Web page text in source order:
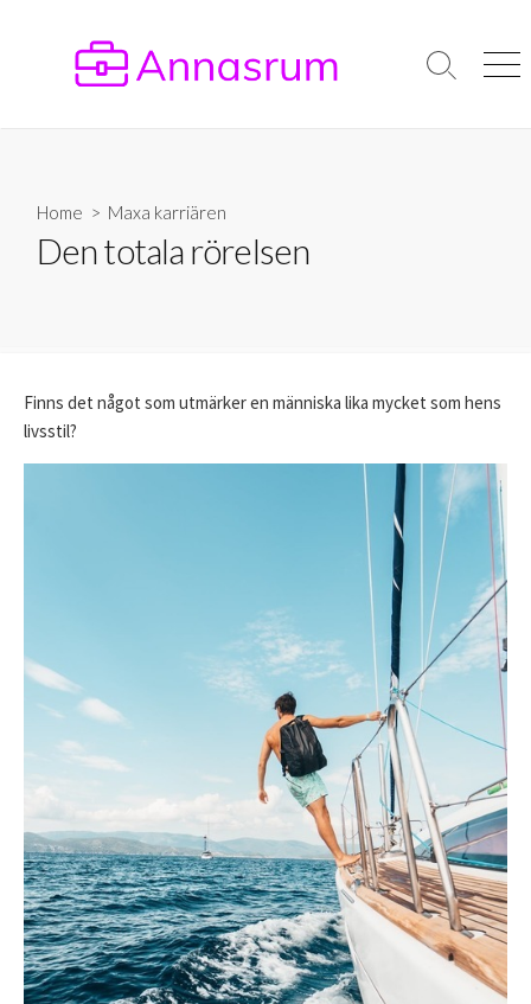
Search
Home > Maxa karriären
Den totala rörelsen
Finns det något som utmärker en människa lika mycket som hens
livsstil?